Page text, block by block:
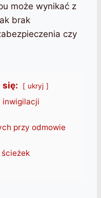
może wynikać z
brak
czy
się: ukryj
inwigilacji
przy odmowie